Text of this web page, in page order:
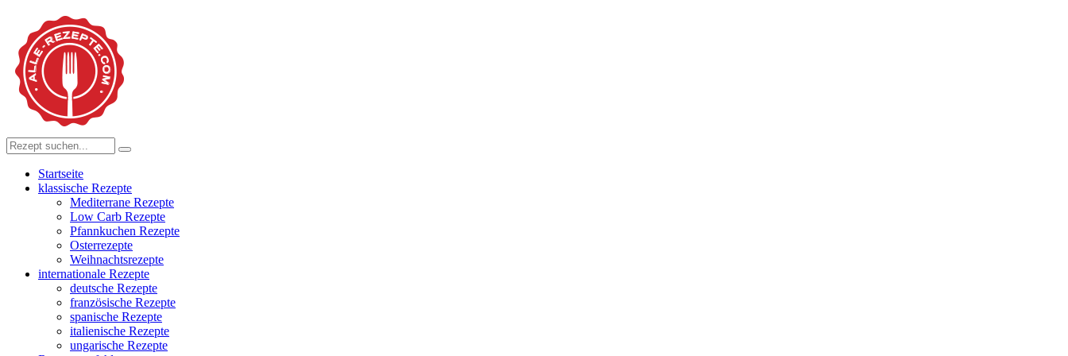
Startseite
klassische Rezepte
Mediterrane Rezepte
Low Carb Rezepte
Pfannkuchen Rezepte
Osterrezepte
Weihnachtsrezepte
internationale Rezepte
deutsche Rezepte
französische Rezepte
spanische Rezepte
italienische Rezepte
ungarische Rezepte